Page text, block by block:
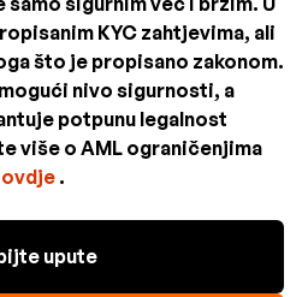
KYC zahtjevima, ali
što je propisano zakonom.
nivo sigurnosti, a
potpunu legalnost
više o AML ograničenjima
ovdje.
upute